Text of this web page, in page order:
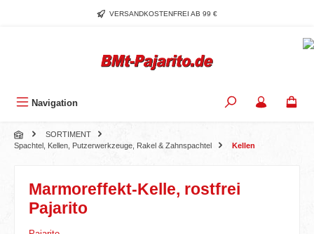
Zum Hauptinhalt springenVERSANDKOSTENFREI AB 99 €
Navigation
SORTIMENT
Spachtel, Kellen, Putzerwerkzeuge, Rakel & Zahnspachtel
Kellen
Marmoreffekt-Kelle, rostfrei
Pajarito